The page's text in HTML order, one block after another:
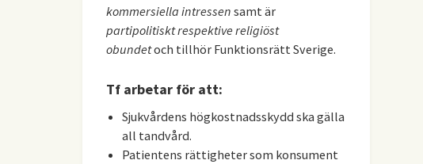
kommersiella intressen samt är
partipolitiskt respektive religiöst
obundetoch tillhör Funktionsrätt Sverige.
Tf arbetar för att:
Sjukvårdens högkostnadsskydd ska gälla
all tandvård.
Patientens rättigheter som konsument